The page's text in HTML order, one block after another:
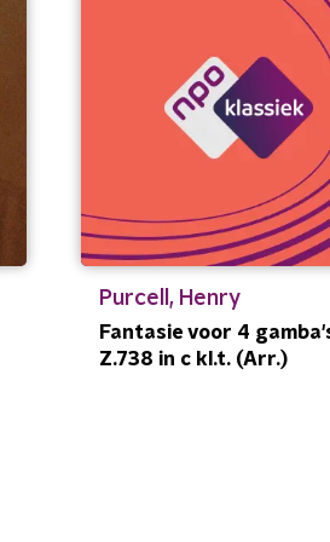
Purcell, Henry
Fantasie voor 4
Z.738 in c kl.t. (Arr.)